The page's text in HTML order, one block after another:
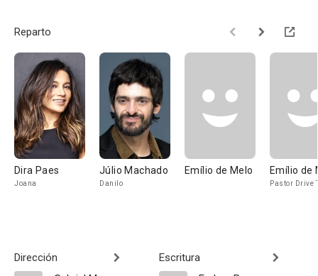
Reparto
Dira Paes
Joana
Júlio Machado
Danilo
Emílio de Melo Emílio de
Pastor Drive
Dirección
Escritura